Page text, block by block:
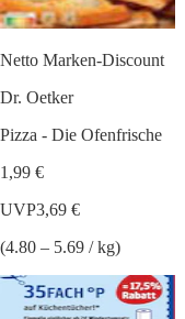
Netto Marken-Discount
Dr. Oetker
Pizza - Die Ofenfrische
1,99 €
UVP3,69 €
(4.80 – 5.69 / kg)